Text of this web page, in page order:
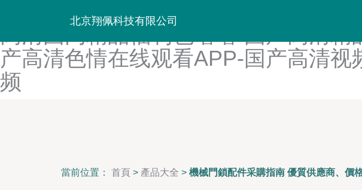
国产妇少水多毛多高潮A片小说-国产
产高清色情在线观看APP-国产高清
频
北京翔佩科技有限公司
當前位置： 首頁 > 產品大全 > 機械門鎖配件采購指南 優質供應商、價